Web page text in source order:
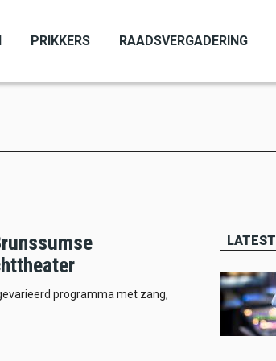
PRIKKERS RAADSVERGADERING
programma met zang,
LATEST